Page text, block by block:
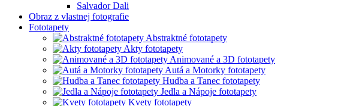
Salvador Dali
Obraz z vlastnej fotografie
Fototapety
Abstraktné fototapety
Akty fototapety
Animované a 3D fototapety
Autá a Motorky fototapety
Hudba a Tanec fototapety
Jedla a Nápoje fototapety
Kvety fototapety